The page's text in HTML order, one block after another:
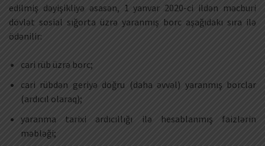
edilmiş dəyişikliyə əsasən, 1 yanvar 2020-ci ildən məcburi
dövlət sosial sığorta üzrə yaranmış borc aşağıdakı sıra ilə
ödənilir:
cari rüb üzrə borc;
cari rübdən geriyə doğru (daha əvvəl) yaranmış borclar
(ardıcıl olaraq);
yaranma tarixi ardıcıllığı ilə hesablanmış faizlərin
məbləği;